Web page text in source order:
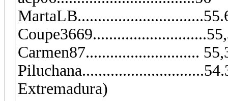
Carmen87............................
Extremadura)